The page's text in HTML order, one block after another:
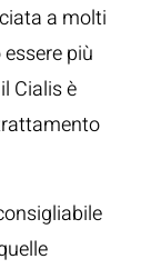
a molti
più
Cialis è